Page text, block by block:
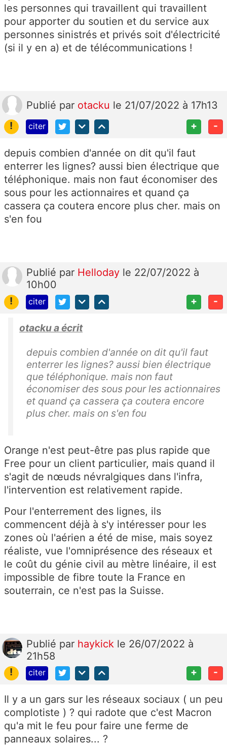
les personnes qui travaillent qui travaillent
pour apporter du soutien et du service aux
personnes sinistrés et privés soit d'électricité
(si il y en a) et de télécommunications !
Publié par otacku le 21/07/2022 à 17h13
!
citer + -
depuis combien d'année on dit qu'il faut
enterrer les lignes? aussi bien électrique que
téléphonique. mais non faut économiser des
sous pour les actionnaires et quand ça
cassera ça coutera encore plus cher. mais on
s'en fou
Publié par Helloday le 22/07/2022 à
10h00
!
citer + -
otacku a écrit
depuis combien d'année on dit qu'il faut
enterrer les lignes? aussi bien électrique
que téléphonique. mais non faut
économiser des sous pour les actionnaires
et quand ça cassera ça coutera encore
plus cher. mais on s'en fou
Orange n'est peut-être pas plus rapide que
Free pour un client particulier, mais quand il
s'agit de nœuds névralgiques dans l'infra,
l'intervention est relativement rapide.
Pour l'enterrement des lignes, ils
commencent déjà à s'y intéresser pour les
zones où l'aérien a été de mise, mais soyez
réaliste, vue l'omniprésence des réseaux et
le coût du génie civil au mètre linéaire, il est
impossible de fibre toute la France en
souterrain, ce n'est pas la Suisse.
Publié par haykick le 26/07/2022 à
21h58
!
citer + -
Il y a un gars sur les réseaux sociaux ( un peu
complotiste ) ? qui radote que c'est Macron
qu'a mit le feu pour faire une ferme de
panneaux solaires... ?